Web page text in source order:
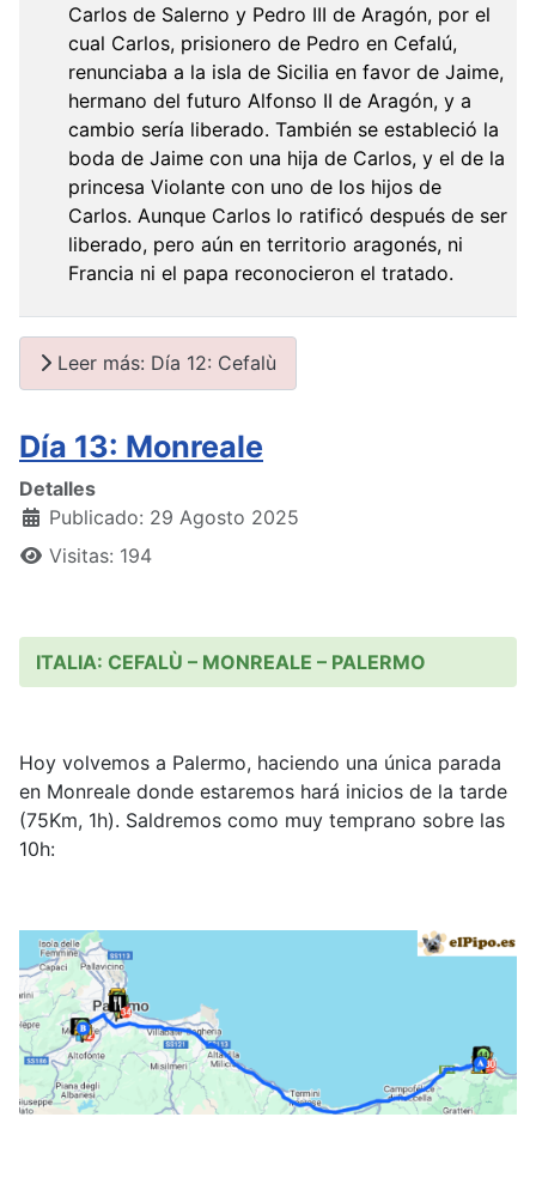
Carlos de Salerno y Pedro III de Aragón, por el
cual Carlos, prisionero de Pedro en Cefalú,
renunciaba a la isla de Sicilia en favor de Jaime,
hermano del futuro Alfonso II de Aragón, y a
cambio sería liberado. También se estableció la
boda de Jaime con una hija de Carlos, y el de la
princesa Violante con uno de los hijos de
Carlos. Aunque Carlos lo ratificó después de ser
liberado, pero aún en territorio aragonés, ni
Francia ni el papa reconocieron el tratado.
Leer más: Día 12: Cefalù
Día 13: Monreale
Detalles
Publicado: 29 Agosto 2025
Visitas: 194
ITALIA: CEFALÙ – MONREALE – PALERMO
Hoy volvemos a Palermo, haciendo una única parada
en Monreale donde estaremos hará inicios de la tarde
(75Km, 1h). Saldremos como muy temprano sobre las
10h: